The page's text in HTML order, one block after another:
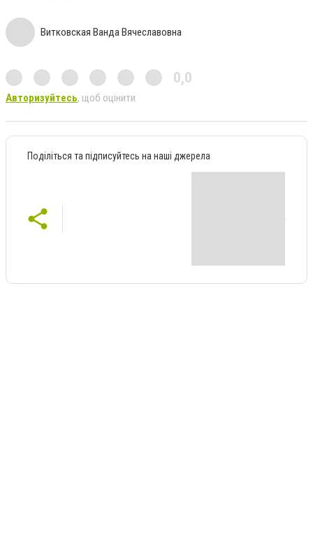
Витковская Ванда Вячеславовна
0,0
Авторизуйтесь, щоб оцінити
Поділіться та підписуйтесь на наші джерела